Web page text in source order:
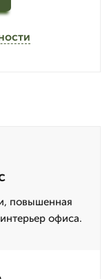
повышенная
офиса.